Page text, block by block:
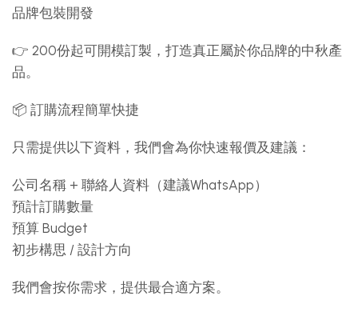
品牌包裝開發
👉 200份起可開模訂製，打造真正屬於你品牌的中秋產
品。
📦 訂購流程簡單快捷
只需提供以下資料，我們會為你快速報價及建議：
公司名稱 + 聯絡人資料（建議WhatsApp）
預計訂購數量
預算 Budget
初步構思 / 設計方向
我們會按你需求，提供最合適方案。